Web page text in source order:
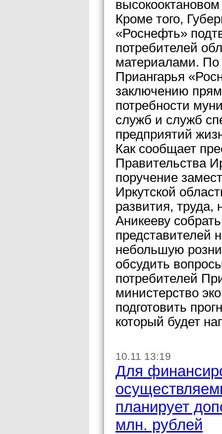
Кроме того,
«Роснефть»
потребителей
материалами. По
Приангарья
заключению
потребности
служб и служб
предприятий
Как сообщает
Правительства
поручение
Иркутской
развития,
Аникееву
представителей
небольшую
обсудить
потребителей
министерство
подготовить
который будет
10.11 13:19
Для
планирует
млн. рублей